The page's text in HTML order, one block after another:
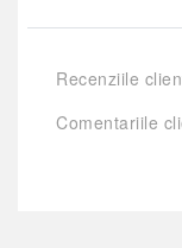
Recenziile
Comentariile